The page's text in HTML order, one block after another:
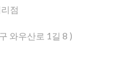
점
와우산로 1길 8 )